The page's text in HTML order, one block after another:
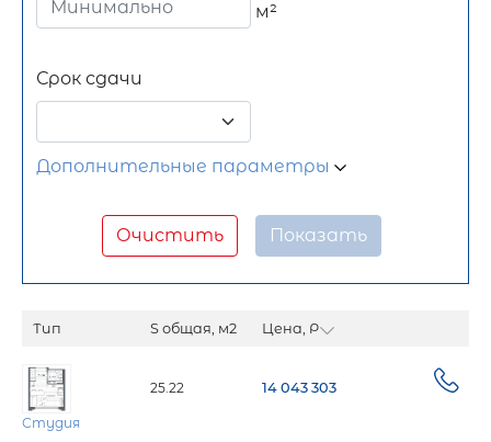
м²
Срок сдачи
Дополнительные параметры
Очистить
Тип S общая, м2 Цена, Р
Студия
25.22 14 043 303